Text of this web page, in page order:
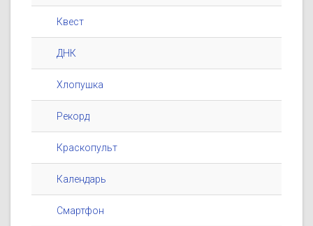
Квест
ДНК
Хлопушка
Рекорд
Краскопульт
Календарь
Смартфон